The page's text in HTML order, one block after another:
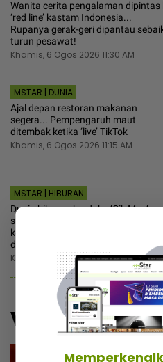
Wanita cerita pengalaman dipintas
‘red line’ kastam Indonesia...
Rupanya gerak-geri dipantau
turun pesawat!
Khamis, 6 Ogos 2026 11:30 AM
MSTAR | DUNIA
Ajal depan restoran makanan
segera... Pempengaruh maut
ditembak ketika ‘live’ TikTok
Khamis, 6 Ogos 2026 11:15 AM
MSTAR | HIBURAN
Dunia hiburan berduka ‘Cik Man‘
sudah tiada, rakan artis kongsi
kenangan... Kamarool Yusoff
disenangi ramai
Khamis, 6 Ogos 2026 10:30 AM
Video